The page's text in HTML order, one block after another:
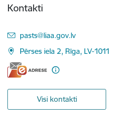
Kontakti
E-pasts:
pasts@liaa.gov.lv
Pērses iela 2, Rīga, LV-1011
Visi kontakti